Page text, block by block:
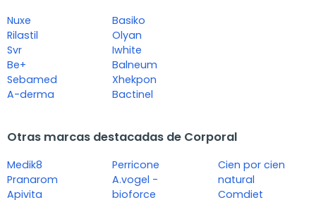
Nuxe
Rilastil
Svr
Be+
Sebamed
A-derma
Basiko
Olyan
Iwhite
Balneum
Xhekpon
Bactinel
Otras marcas destacadas de Corporal
Medik8
Pranarom
Apivita
Perricone
A.vogel -
bioforce
Cien por cien
natural
Comdiet